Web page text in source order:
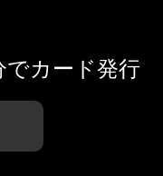
でカード発行